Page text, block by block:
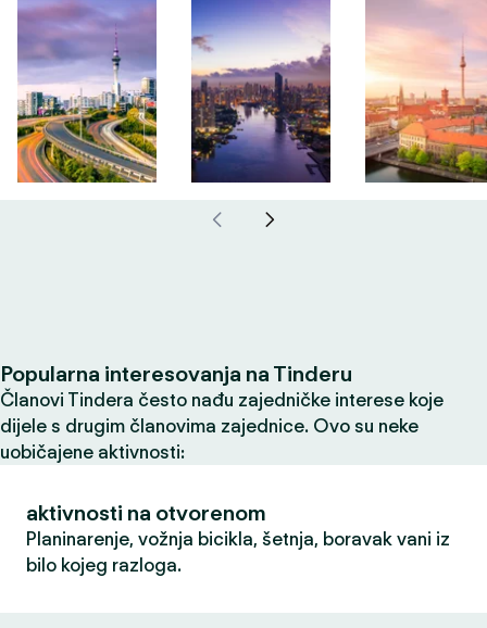
Popularna interesovanja na Tinderu
Članovi Tindera često nađu zajedničke interese koje
dijele s drugim članovima zajednice. Ovo su neke
uobičajene aktivnosti:
aktivnosti na otvorenom
Planinarenje, vožnja bicikla, šetnja, boravak vani iz
bilo kojeg razloga.